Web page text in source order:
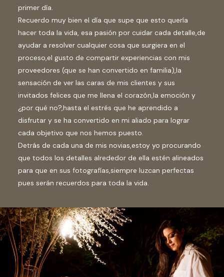
primer día.
Recuerdo muy bien el día que supe que esto quería
hacer toda la vida, esa pasión por cuidar cada detalle,de
ayudar a resolver cualquier cosa que surgiera en el
proceso,el gusto de compartir experiencias con mis
proveedores (que se han convertido en familia),la
sensación de ver las caras de mis clientes y sus
invitados felices que me llena el corazón,la emoción y
¿por qué no?,hasta el estrés que he aprendido a
disfrutar y se ha convertido en mi aliado para lograr
cada objetivo que nos hemos puesto.
Detrás de cada una de mis novias,estoy yo procurando
que todos los detalles alrededor de ella estén alineados
para que en sus fotografías,siempre luzcan perfectas
pues serán recuerdos para toda la vida.